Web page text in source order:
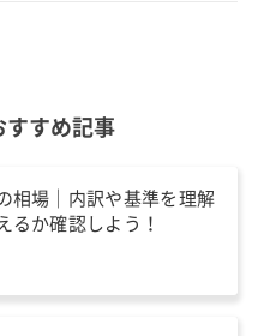
すすめ記事
相場｜内訳や基準を理解
るか確認しよう！